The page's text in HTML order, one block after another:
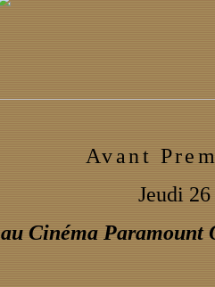
Avant
Jeudi
au Cinéma Paramount